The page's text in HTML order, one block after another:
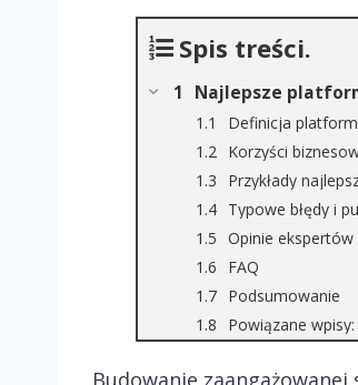
Spis treści.
Najlepsze
Definicja
Korzyści
Przykłady
Typowe błędy i
Opinie ekspertów
FAQ
Podsumowanie
Powiązane wpisy: